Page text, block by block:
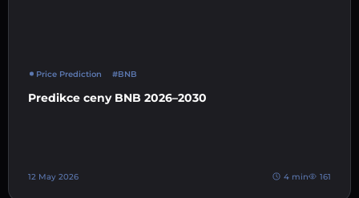
Price Prediction #BNB
Predikce ceny BNB 2026–2030
12 May 2026 4 min 161